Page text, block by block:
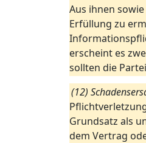
Aus ihnen
Erfüllung zu
erscheint es
sollten die
(12)
Grundsatz als
dem Vertrag